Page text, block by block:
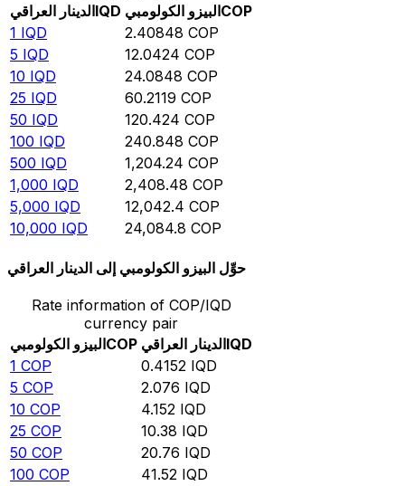
الدينار العراقيIQD البيزو الكولومبيCOP
1 IQD 2.40848 COP
5 IQD 12.0424 COP
10 IQD 24.0848 COP
25 IQD 60.2119 COP
50 IQD 120.424 COP
100 IQD 240.848 COP
500 IQD 1,204.24 COP
1,000 IQD 2,408.48 COP
5,000 IQD 12,042.4 COP
10,000 IQD 24,084.8 COP
حوِّل البيزو الكولومبي إلى الدينار العراقي
Rate information of COP/IQD
currency pair
البيزو الكولومبيCOP الدينار العراقيIQD
1 COP 0.4152 IQD
5 COP 2.076 IQD
10 COP 4.152 IQD
25 COP 10.38 IQD
50 COP 20.76 IQD
100 COP 41.52 IQD